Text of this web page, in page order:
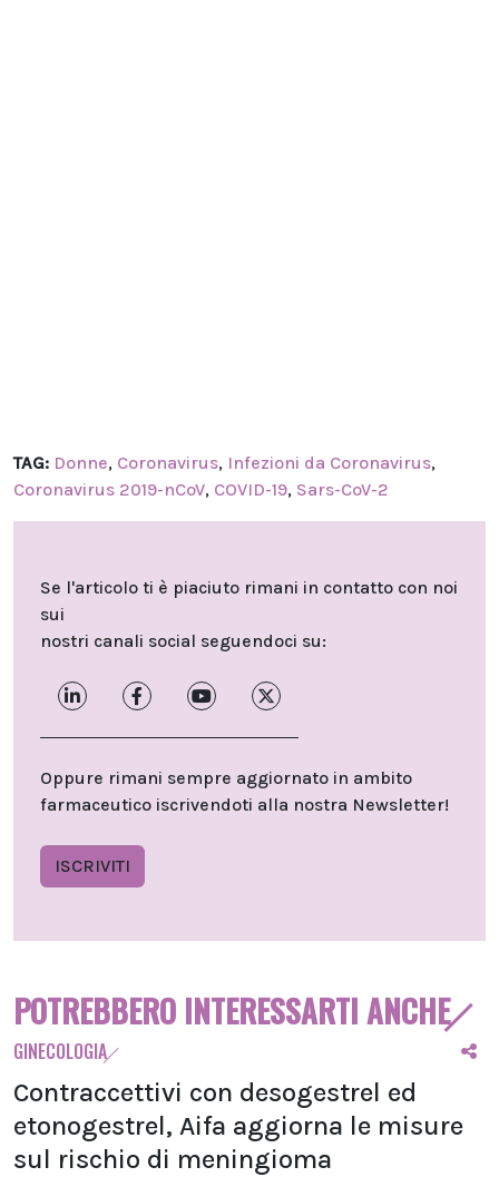
TAG: Donne, Coronavirus, Infezioni da Coronavirus,
Coronavirus 2019-nCoV, COVID-19, Sars-CoV-2
Se l'articolo ti è piaciuto rimani in contatto con noi
sui
nostri canali social seguendoci su:
Oppure rimani sempre aggiornato in ambito
farmaceutico iscrivendoti alla nostra Newsletter!
ISCRIVITI
POTREBBERO INTERESSARTI ANCHE
GINECOLOGIA
Contraccettivi con desogestrel ed
etonogestrel, Aifa aggiorna le misure
sul rischio di meningioma